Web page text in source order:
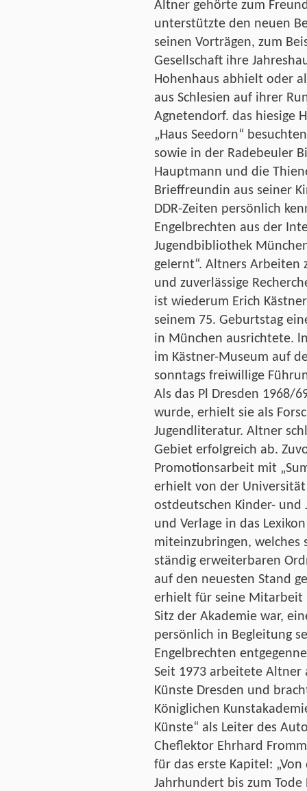
Altner gehörte zum
unterstützte den neuen
seinen Vorträgen, zum
Gesellschaft ihre
Hohenhaus abhielt oder
aus Schlesien auf ihrer
Agnetendorf. das hiesige
„Haus Seedorn“
sowie in der Radebeuler
Hauptmann und die
Brieffreundin aus seiner
DDR-Zeiten persönlich
Engelbrechten aus der
Jugendbibliothek
geIernt“. Altners Arbeiten
und zuverlässige
ist wiederum Erich
seinem 75. Geburtstag
in München ausrichtete.
im Kästner-Museum auf
sonntags freiwillige
Als das Pl Dresden 1968/
wurde, erhielt sie als
Jugendliteratur. Altner
Gebiet erfolgreich ab.
Promotionsarbeit mit
erhielt von der
ostdeutschen Kinder-
und Verlage in das
miteinzubringen, welches
ständig erweiterbaren
auf den neuesten Stand
erhielt für seine Mitarbeit
Sitz der Akademie war,
persönlich in Begleitung
Engelbrechten
Seit 1973 arbeitete Altner
Künste Dresden und
Königlichen
Künste“ als Leiter des
Cheflektor Ehrhard
für das erste Kapitel:
Jahrhundert bis zum Tode